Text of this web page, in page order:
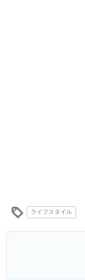
ライフスタイル